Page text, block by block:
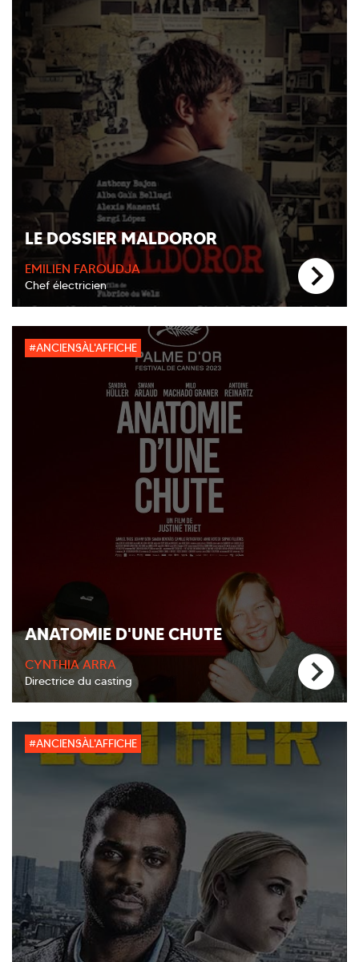
LE DOSSIER MALDOROR
EMILIEN FAROUDJA
Chef électricien
#ANCIENSÀL'AFFICHE
ANATOMIE D'UNE CHUTE
CYNTHIA ARRA
Directrice du casting
#ANCIENSÀL'AFFICHE